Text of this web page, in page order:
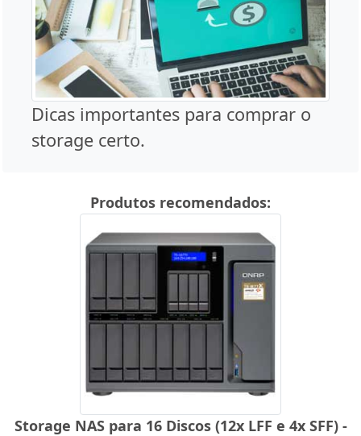
Dicas importantes para comprar o
storage certo.
Produtos recomendados:
Storage NAS para 16 Discos (12x LFF e 4x SFF) -